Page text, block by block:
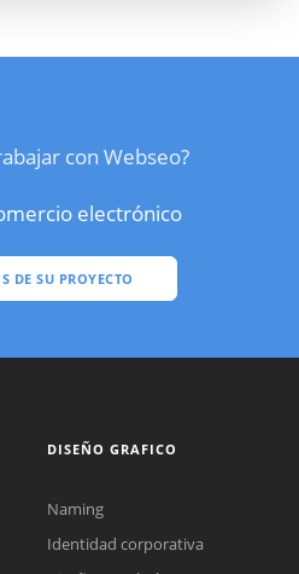
con Webseo?
electrónico
DE SU PROYECTO
DISEÑO GRAFICO
Naming
Identidad corporativa